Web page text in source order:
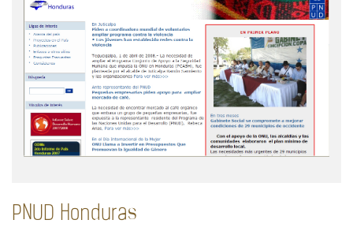
PNUD Honduras